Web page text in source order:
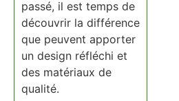
passé, il est temps de
découvrir la différence
que peuvent apporter
un design réfléchi et
des matériaux de
qualité.